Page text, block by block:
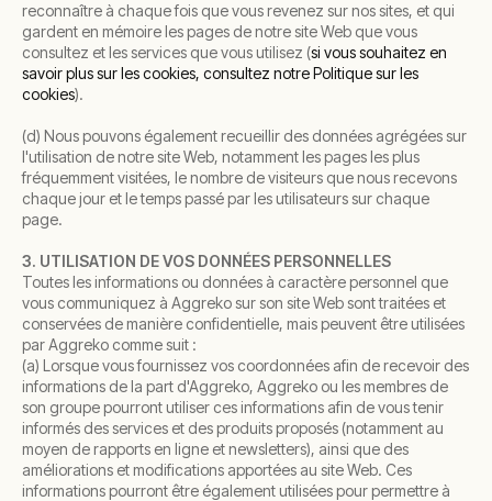
reconnaître à chaque fois que vous revenez sur nos sites, et qui
gardent en mémoire les pages de notre site Web que vous
consultez et les services que vous utilisez (si vous souhaitez en
savoir plus sur les cookies, consultez notre Politique sur les
cookies).
(d) Nous pouvons également recueillir des données agrégées sur
l'utilisation de notre site Web, notamment les pages les plus
fréquemment visitées, le nombre de visiteurs que nous recevons
chaque jour et le temps passé par les utilisateurs sur chaque
page.
3. UTILISATION DE VOS DONNÉES PERSONNELLES
Toutes les informations ou données à caractère personnel que
vous communiquez à Aggreko sur son site Web sont traitées et
conservées de manière confidentielle, mais peuvent être utilisées
par Aggreko comme suit :
(a) Lorsque vous fournissez vos coordonnées afin de recevoir des
informations de la part d'Aggreko, Aggreko ou les membres de
son groupe pourront utiliser ces informations afin de vous tenir
informés des services et des produits proposés (notamment au
moyen de rapports en ligne et newsletters), ainsi que des
améliorations et modifications apportées au site Web. Ces
informations pourront être également utilisées pour permettre à